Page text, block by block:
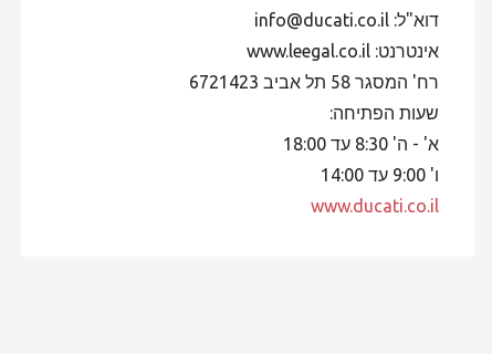
דוא"ל: info@ducati.co.il
אינטרנט: www.leegal.co.il
רח' המסגר 58 תל אביב 6721423
שעות הפתיחה:
א' - ה' 8:30 עד 18:00
ו' 9:00 עד 14:00
www.ducati.co.il